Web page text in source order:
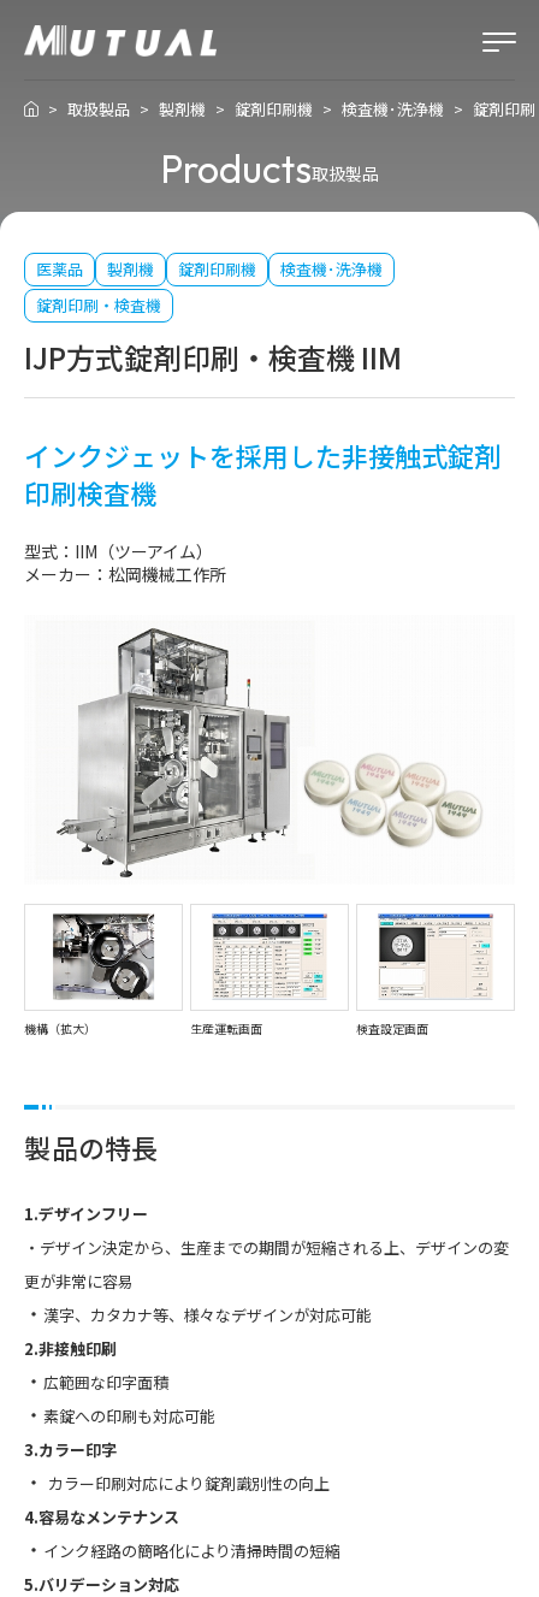
取扱製品 製剤機 錠剤印刷機 検査機･洗浄機 錠剤印
Products取扱製品
医薬品 製剤機 錠剤印刷機
検査機･洗浄機
錠剤印刷・検査機
IJP方式錠剤印刷・検査機 IIM
インクジェットを採用した非接触式錠剤
印刷検査機
型式：IIM（ツーアイム）
メーカー：松岡機械工作所
機構（拡大） 生産運転画面 検査設定画面
製品の特長
1.デザインフリー
・デザイン決定から、生産までの期間が短縮される上、デザインの変
更が非常に容易
・ 漢字、カタカナ等、様々なデザインが対応可能
2.非接触印刷
・ 広範囲な印字面積
・ 素錠への印刷も対応可能
3.カラー印字
・ カラー印刷対応により錠剤識別性の向上
4.容易なメンテナンス
・ インク経路の簡略化により清掃時間の短縮
5.バリデーション対応